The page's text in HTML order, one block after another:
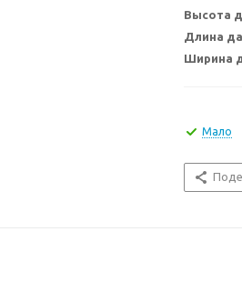
Высота
Длина
Ширина
Мало